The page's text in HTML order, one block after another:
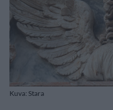
Kuva: Stara